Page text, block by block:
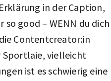
in der Caption,
good – WENN du dich
Contentcreator:in
Sportlaie, vielleicht
ist es schwierig eine